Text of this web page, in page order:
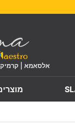
אלסאמא |